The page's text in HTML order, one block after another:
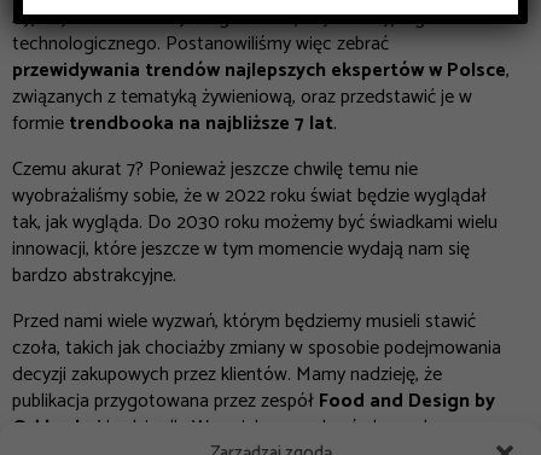
Żyjemy w czasach szybkiego rozwoju cywilizacyjnego i
technologicznego. Postanowiliśmy więc zebrać
przewidywania trendów najlepszych ekspertów w Polsce,
związanych z tematyką żywieniową, oraz przedstawić je w
formietrendbooka na najbliższe 7 lat.
Czemu akurat 7? Ponieważ jeszcze chwilę temu nie
wyobrażaliśmy sobie, że w 2022 roku świat będzie wyglądał
tak, jak wygląda. Do 2030 roku możemy być świadkami wielu
innowacji, które jeszcze w tym momencie wydają nam się
bardzo abstrakcyjne.
Przed nami wiele wyzwań, którym będziemy musieli stawić
czoła, takich jak chociażby zmiany w sposobie podejmowania
decyzji zakupowych przez klientów. Mamy nadzieję, że
publikacja przygotowana przez zespółFood and Design by
Od kuchnibędzie dla Was ciekawą wskazówką podczas